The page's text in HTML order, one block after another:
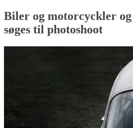
Biler og motorcyckler
søges til photoshoot